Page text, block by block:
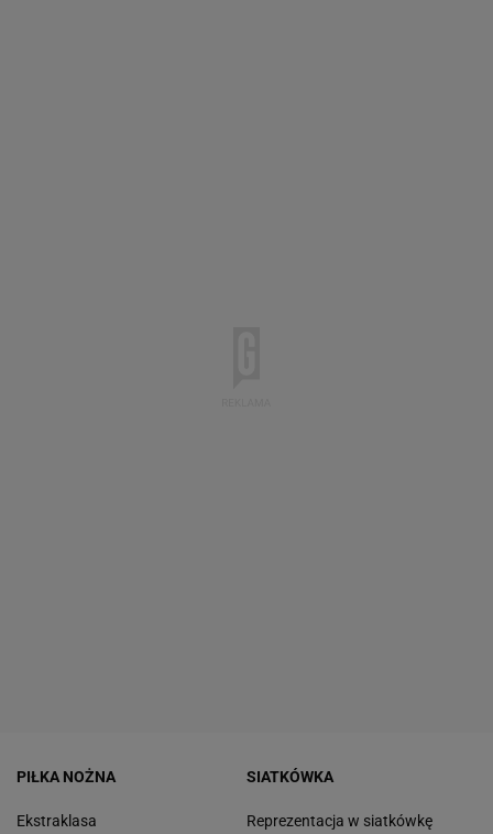
PIŁKA NOŻNA
Ekstraklasa
SIATKÓWKA
Reprezentacja w siatkówkę